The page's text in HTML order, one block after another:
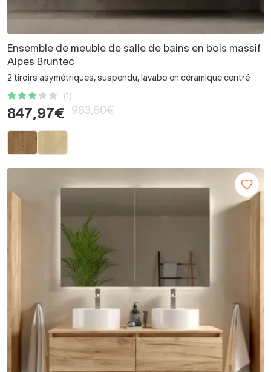
Ensemble de meuble de salle de bains en bois massif
Alpes Bruntec
2 tiroirs asymétriques, suspendu, lavabo en céramique centré
(1)
847,97€ 963,60€